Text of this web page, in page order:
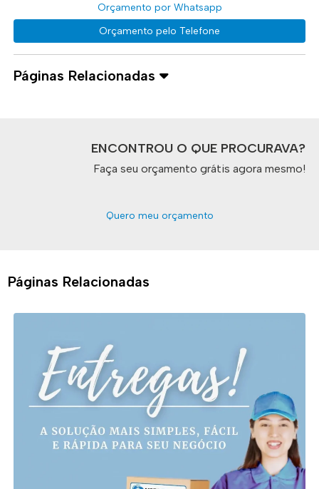
Orçamento por Whatsapp
Orçamento pelo Telefone
Páginas Relacionadas
ENCONTROU O QUE PROCURAVA?
Faça seu orçamento grátis agora mesmo!
Quero meu orçamento
Páginas Relacionadas